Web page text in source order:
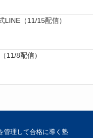
LINE（11/15配信）
11/8配信）
管理して合格に導く塾